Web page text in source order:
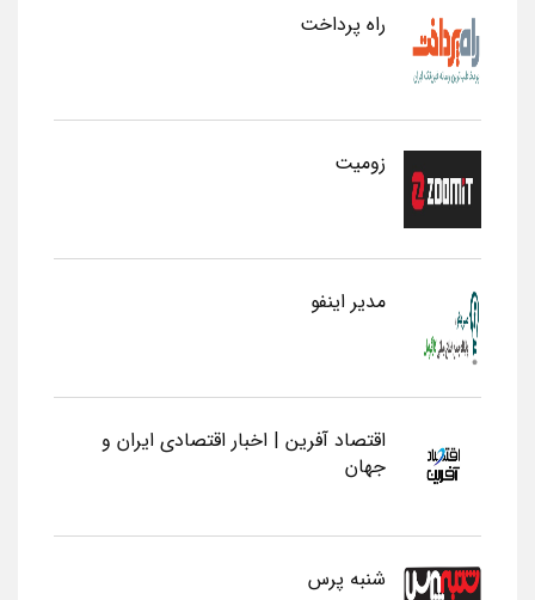
راه پرداخت
زومیت
مدیر اینفو
اقتصاد آفرین | اخبار اقتصادی ایران و
جهان
شنبه پرس